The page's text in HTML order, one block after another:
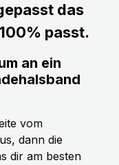
das
passt.
an ein
vom
dann die
dir am besten